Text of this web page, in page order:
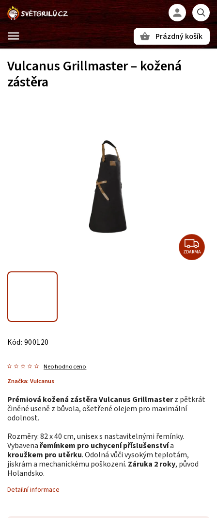
Prázdný košík
Vulcanus Grillmaster – kožená
zástěra
ZDARMA
Kód: 900120
Neohodnoceno
Značka: Vulcanus
Prémiová kožená zástěra Vulcanus Grillmasterz pětkrát
činěné useně z bůvola, ošetřené olejem pro maximální
odolnost.
Rozměry: 82 x 40 cm, unisex s nastavitelnými řemínky.
Vybavena řemínkem pro uchycení příslušenstvía
kroužkem pro utěrku. Odolná vůči vysokým teplotám,
jiskrám a mechanickému poškození. Záruka 2 roky, původ
Holandsko.
Detailní informace